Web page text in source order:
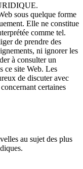
sous quelque forme
Elle ne constitue
comme tel.
de prendre des
ni ignorer les
à consulter un
ce site Web. Les
de discuter avec
certaines
au sujet des plus